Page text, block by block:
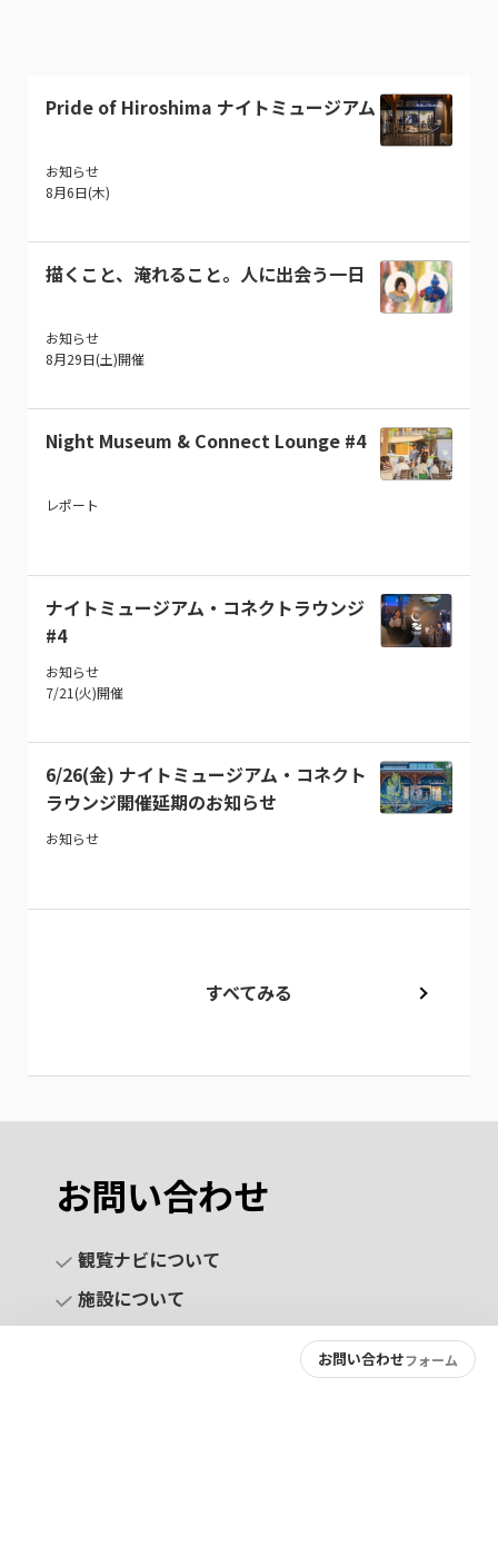
お問い合わせフォーム
Pride of Hiroshima ナイトミュージアム
お知らせ
8月6日(木)
描くこと、淹れること。人に出会う一日
お知らせ
8月29日(土)開催
Night Museum & Connect Lounge #4
レポート
ナイトミュージアム・コネクトラウンジ
#4
お知らせ
7/21(火)開催
6/26(金) ナイトミュージアム・コネクト
ラウンジ開催延期のお知らせ
お知らせ
すべてみる
お問い合わせ
観覧ナビについて
施設について